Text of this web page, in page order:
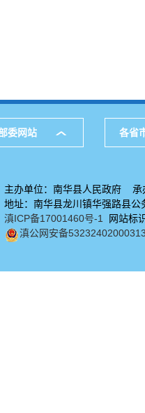
委网站 各省
主办单位：南华县人民政府 承
地址：南华县龙川镇华强路
滇ICP备17001460号-1
网站标
滇公网安备